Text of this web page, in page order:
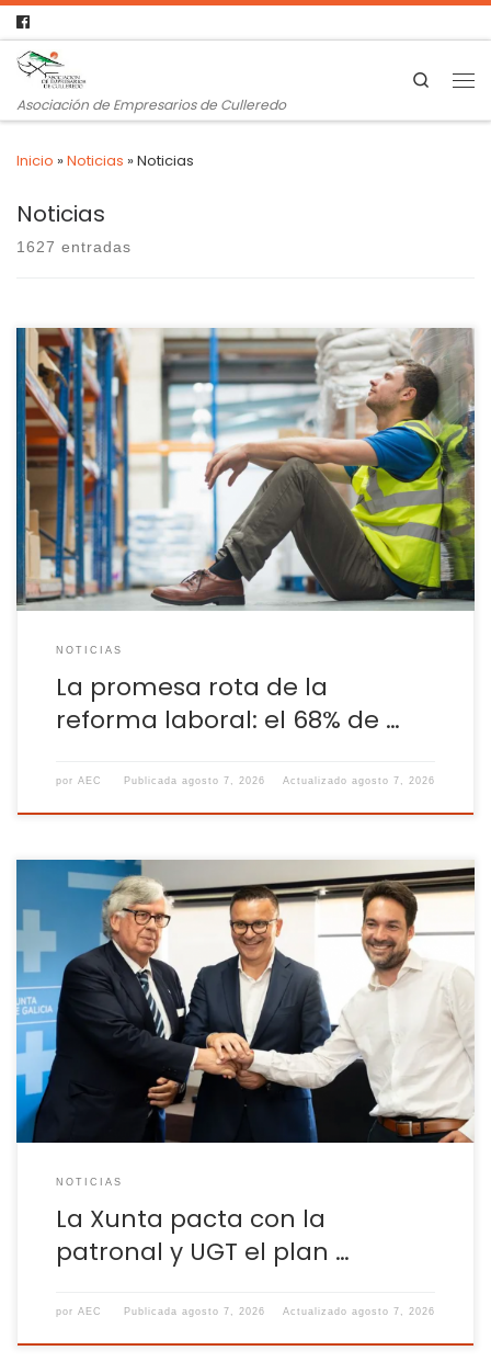
Asociación de Empresarios de Culleredo
Search
Inicio »Noticias »Noticias
Noticias
1627 entradas
Los fijos discontinuos fueron consagrados por la reforma
laboral de 2021 como la alternativa a la precariedad del
empleo temporal. Pero los resultados han sido bastante
chocantes, sobre todo para los analistas del mercado
laboral, que ven cómo un tipo de contrato que apenas
supone el 5% del total de los asalariados […]
NOTICIAS
La promesa rota de la
reforma laboral: el 68% de …
por AEC Publicadaagosto 7, 2026 Actualizadoagosto 7, 2026
Con un presupuesto mínimo de 18 millones de euros durante
su desarrollo hasta el año 2029, recoge 37 medidas
incluidas en tres ejes centrales Gobierno gallego,
Confederación de Empresarios de Galicia (CEG) y UGT-
Galicia firmaron este viernes el acuerdo del Plan integral
para a mellora da prevención, o benestar laboral e […]
NOTICIAS
La Xunta pacta con la
patronal y UGT el plan …
por AEC Publicadaagosto 7, 2026 Actualizadoagosto 7, 2026